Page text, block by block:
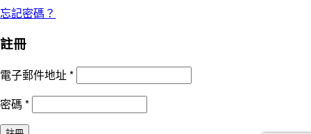
忘記密碼？
註冊
電子郵件地址*
密碼 *